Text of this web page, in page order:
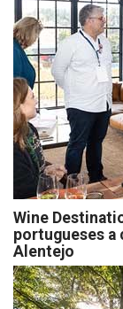
Wine
portugueses a
Alentejo